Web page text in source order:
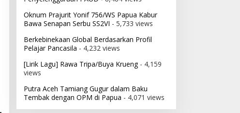
[Lirik Lagu] Rawa Tripa/Buya Krueng
views
Putra Aceh Tamiang Gugur dalam Baku
Tembak dengan OPM di Papua- 4,071 views